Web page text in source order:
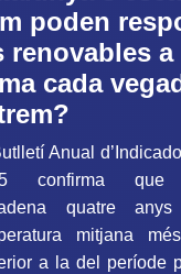
poden
renovables a
cada
Anual
confirma que
quatre
mitjana
a la del període